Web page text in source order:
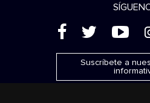
( ' +
Suscríbete a